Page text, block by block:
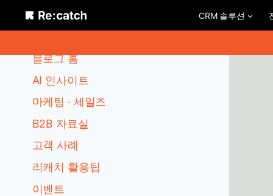
CRM 솔루션
카테고리
블로그 홈
AI 인사이트
마케팅 · 세일즈
B2B 자료실
고객 사례
리캐치 활용팁
이벤트